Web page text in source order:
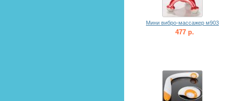
Мини вибро-массажер м903
477 р.